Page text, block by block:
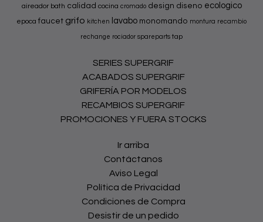
aireador bath calidad cocina cromado design diseno ecologico
epoca faucet grifo kitchen lavabo monomando montura recambio
rechange rociador spareparts tap
SERIES SUPERGRIF
ACABADOS SUPERGRIF
GRIFERÍA POR MODELOS
RECAMBIOS SUPERGRIF
PROMOCIONES Y FUERA STOCKS
Ir arriba
Contáctanos
Aviso Legal
Política de Privacidad
Condiciones de Compra
Desistir de un pedido